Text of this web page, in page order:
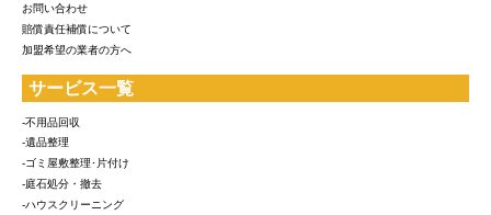
お問い合わせ
賠償責任補償について
加盟希望の業者の方へ
サービス一覧
-不用品回収
-遺品整理
-ゴミ屋敷整理･片付け
-庭石処分・撤去
-ハウスクリーニング